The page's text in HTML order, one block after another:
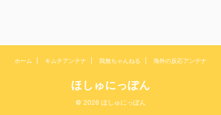
ホーム キムチアンテナ 我無ちゃんねる 海外の反応アンテナ
ほしゅにっぽん
© 2026 ほしゅにっぽん